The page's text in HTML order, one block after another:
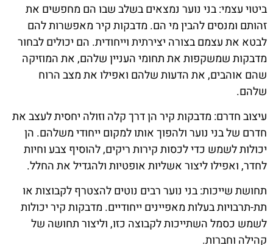
ביטוי עצמי: בני נוער נמצאים בשלב שבו הם מחפשים את
זהותם ומנסים להבין מי הם. מדבקות קיר מאפשרות להם
לבטא את עצמם בצורה יצירתית וייחודית. הם יכולים לבחור
מדבקות שמשקפות את תחומי העניין שלהם, את המוזיקה
שהם אוהבים, את הדעות שלהם ואפילו את מצב הרוח
שלהם.
עיצוב חדרם: מדבקות קיר הן דרך קלה וזולה יחסית לעצב את
חדרם של בני נוער ולהפוך אותו למקום ייחודי משלהם. הן
יכולות לשמש כדי לכסות קירות ריקים, להוסיף צבע וחיות
לחדר, ואפילו ליצור אשליות אופטיות ולהגדיל את החלל.
תחושת שייכות: בני נוער רבים נוטים להצטרף לקבוצות או
תת-תרבויות בעלות מאפיינים ייחודיים. מדבקות קיר יכולות
לשמש כסמל השתייכות לקבוצה כזו, וליצור תחושה של
קהילה וחברות.